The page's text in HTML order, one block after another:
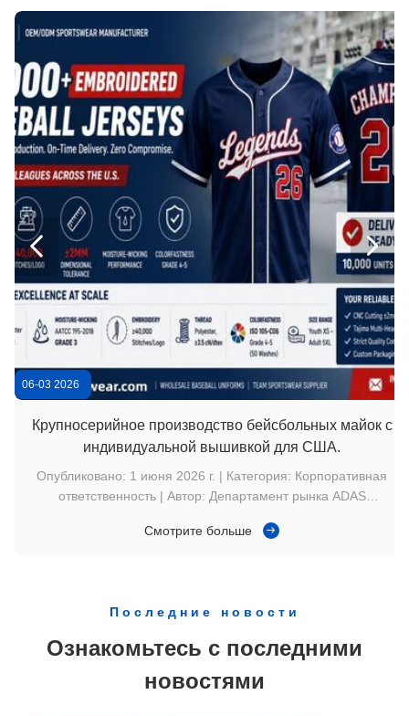
Специально сделанные потные бейсбольные футболки мужчины полная сублимация
300 грамм свободный стиль реверсивное напряженное борьба Сингллет мужская спортивная одежда
Простые окрашенные мягкие бейсболки бейсбольная команда носить униформу футболки 260 грамм настройка
Градиентный цвет Молодежь Сублимированная команда бейсбол футболки Топы Шпангель вышивка Дышащий
Сублимированная бейсбольная команда одеть полосатый футболка лазерная стирка персонализированная
Дышащая футболка США 100% полиэстер
Шорты под маской для маскировки 160 грамм
Юнисекс Молодежь Шорты для боевых видов спорта Mma
06-03 2026
Крупносерийное производство бейсбольных майок с
индивидуальной вышивкой для США.
Опубликовано: 1 июня 2026 г. | Категория: Корпоративная
ответственность | Автор: Департамент рынка ADAS
бейсбольные майки в США Спрос на объемные
Смотрите больше
 
Последние новости
Ознакомьтесь с последними
новостями